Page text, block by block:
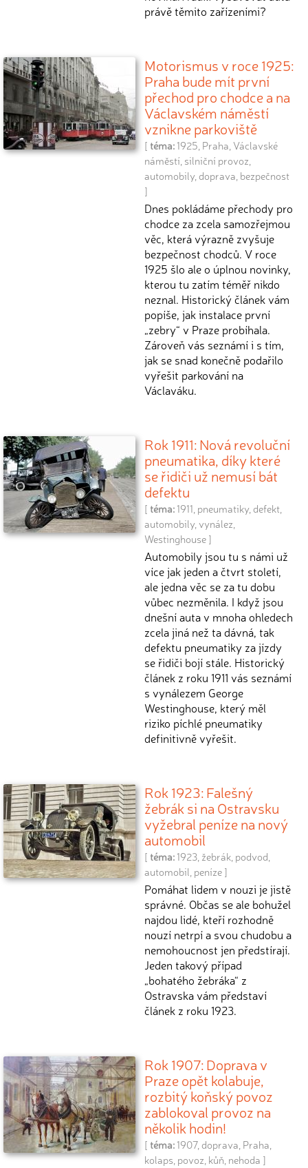
právě těmito zařízeními?
Motorismus v roce 1925:
Praha bude mít první
přechod pro chodce a na
Václavském náměstí
vznikne parkoviště
[ téma: 1925 Praha Václavské
náměstí silniční provoz
automobily, doprava bezpečnost
]
Dnes pokládáme přechody pro
chodce za zcela samozřejmou
věc, která výrazně zvyšuje
bezpečnost chodců. V roce
1925 šlo ale o úplnou novinky,
kterou tu zatím téměř nikdo
neznal. Historický článek vám
popíše, jak instalace první
„zebry“ v Praze probíhala.
Zároveň vás seznámí i s tím,
jak se snad konečně podařilo
vyřešit parkování na
Václaváku.
Rok 1911: Nová revoluční
pneumatika, díky které
se řidiči už nemusí bát
defektu
[ téma: 1911 pneumatiky, defekt
automobily, vynález
Westinghouse ]
Automobily jsou tu s námi už
více jak jeden a čtvrt století,
ale jedna věc se za tu dobu
vůbec nezměnila. I když jsou
dnešní auta v mnoha ohledech
zcela jiná než ta dávná, tak
defektu pneumatiky za jízdy
se řidiči bojí stále. Historický
článek z roku 1911 vás seznámí
s vynálezem George
Westinghouse, který měl
riziko píchlé pneumatiky
definitivně vyřešit.
Rok 1923: Falešný
žebrák si na Ostravsku
vyžebral peníze na nový
automobil
[ téma: 1923 žebrák podvod
automobil peníze ]
Pomáhat lidem v nouzi je jistě
správné. Občas se ale bohužel
najdou lidé, kteří rozhodně
nouzí netrpí a svou chudobu a
nemohoucnost jen předstírají.
Jeden takový případ
„bohatého žebráka“ z
Ostravska vám představí
článek z roku 1923.
Rok 1907: Doprava v
Praze opět kolabuje,
rozbitý koňský povoz
zablokoval provoz na
několik hodin!
[ téma: 1907, doprava Praha
kolaps povoz kůň nehoda ]